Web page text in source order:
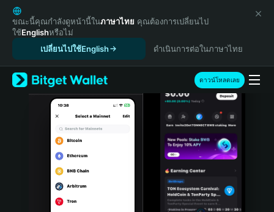
English
日本語
Tiếng Việt
Español (Latinoamérica)
Türkçe
Italiano
Português (Portugal)
Bahasa Indonesia
ขณะนี้คุณกำลังดูหน้านี้ในภาษาไทย คุณต้องการเปลี่ยนไป
ใช้Englishหรือไม่
เปลี่ยนไปใช้English
ดำเนินการต่อในภาษาไทย
ดาวน์โหลดเลย